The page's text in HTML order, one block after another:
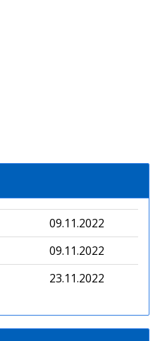
09.11.2022
09.11.2022
23.11.2022